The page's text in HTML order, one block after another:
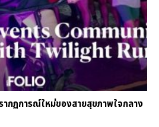
กฏการณ์ใหม่ของสายสุขภาพใจกลาง